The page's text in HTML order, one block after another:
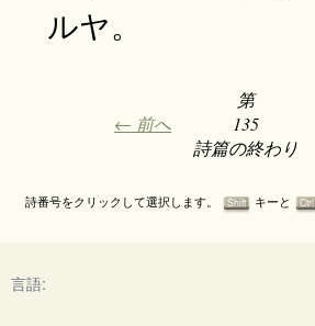
ルヤ。
← 前へ
第
135
詩篇の終わり
詩番号をクリックして選択します。 Shift キーと Ctrl
言語: